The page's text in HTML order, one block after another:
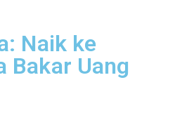
Naik ke
Bakar Uang